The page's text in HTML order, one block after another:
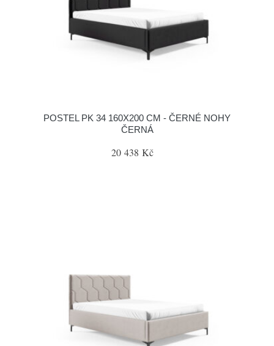
POSTEL PK 34 160X200 CM - ČERNÉ NOHY
ČERNÁ
20 438 Kč